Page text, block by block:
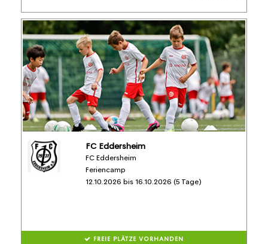
FC Eddersheim
FC Eddersheim
Feriencamp
12.10.2026 bis 16.10.2026 (5 Tage)
FREIE PLÄTZE VORHANDEN